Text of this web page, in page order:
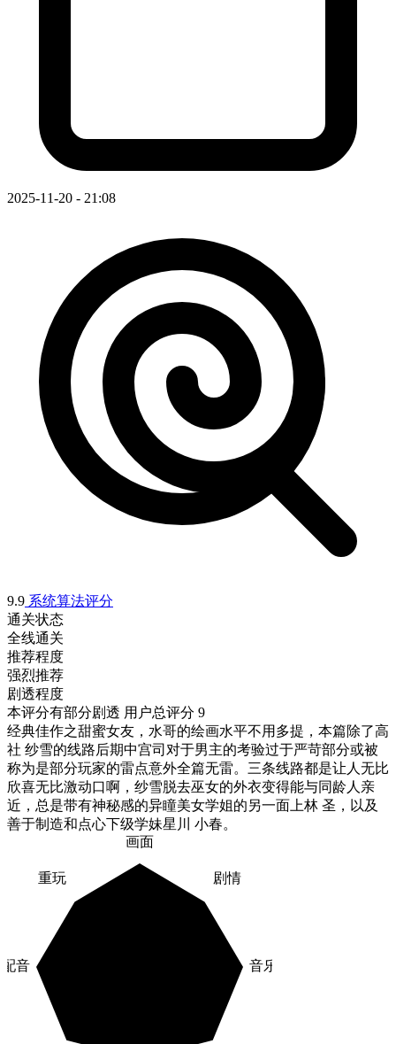
2025-11-20 - 21:08
9.9 系统算法评分
通关状态
全线通关
推荐程度
强烈推荐
剧透程度
本评分有部分剧透 用户总评分 9
经典佳作之甜蜜女友，水哥的绘画水平不用多提，本篇除了高
社 纱雪的线路后期中宫司对于男主的考验过于严苛部分或被
称为是部分玩家的雷点意外全篇无雷。三条线路都是让人无比
欣喜无比激动口啊，纱雪脱去巫女的外衣变得能与同龄人亲
近，总是带有神秘感的异瞳美女学姐的另一面上林 圣，以及
善于制造和点心下级学妹星川 小春。
画面
剧情
音乐
配音
重玩